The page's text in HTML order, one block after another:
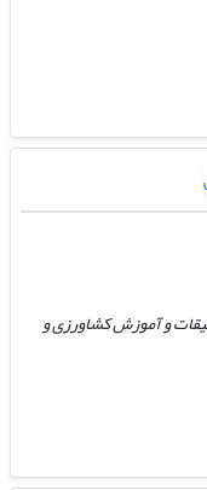
و آموزش کشاورزی و